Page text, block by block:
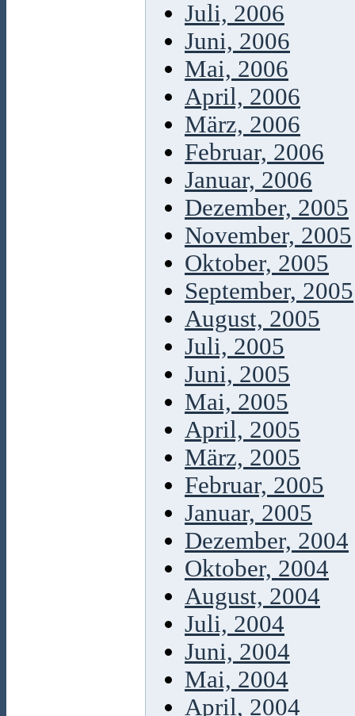
Juli, 2006
Juni, 2006
Mai, 2006
April, 2006
März, 2006
Februar, 2006
Januar, 2006
Dezember, 2005
November, 2005
Oktober, 2005
September, 2005
August, 2005
Juli, 2005
Juni, 2005
Mai, 2005
April, 2005
März, 2005
Februar, 2005
Januar, 2005
Dezember, 2004
Oktober, 2004
August, 2004
Juli, 2004
Juni, 2004
Mai, 2004
April, 2004